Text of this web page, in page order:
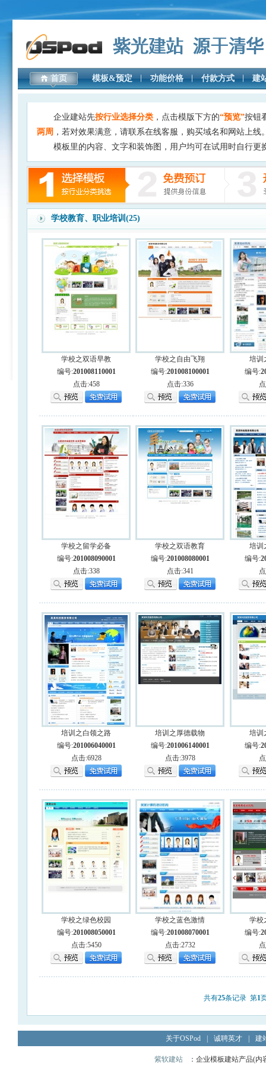
首页 模板&预定 功能价格 付款方式 建
企业建站先按行业选择分类 ，点击模版下方的“预览”按钮
两周 ，若对效果满意，请联系在线客服，购买域名和网站上线
模板里的内容、文字和装饰图，用户均可在试用时自行更
学校教育、职业培训(25)
学校之双语早教
编号:201008110001
点击:458
学校之自由飞翔
编号:201008100001
点击:336
培训
编号:
学校之留学必备
编号:201008090001
点击:338
学校之双语教育
编号:201008080001
点击:341
培训
编号:
培训之白领之路
编号:201006040001
点击:6928
培训之厚德载物
编号:201006140001
点击:3978
培训
编号:
学校之绿色校园
编号:201008050001
点击:5450
学校之蓝色激情
编号:201008070001
点击:2732
学校
编号:
共有25条记录 第1
关于OSPod 诚聘英才 建
紫软建站 ：企业模板建站产品(